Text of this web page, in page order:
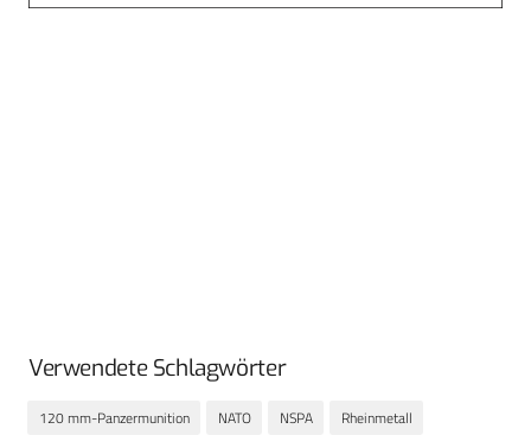
Verwendete Schlagwörter
120 mm-Panzermunition NATO NSPA Rheinmetall